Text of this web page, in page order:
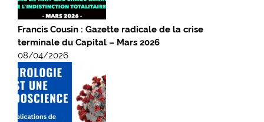
Francis Cousin : Gazette radicale de la crise
terminale du Capital – Mars 2026
08/04/2026